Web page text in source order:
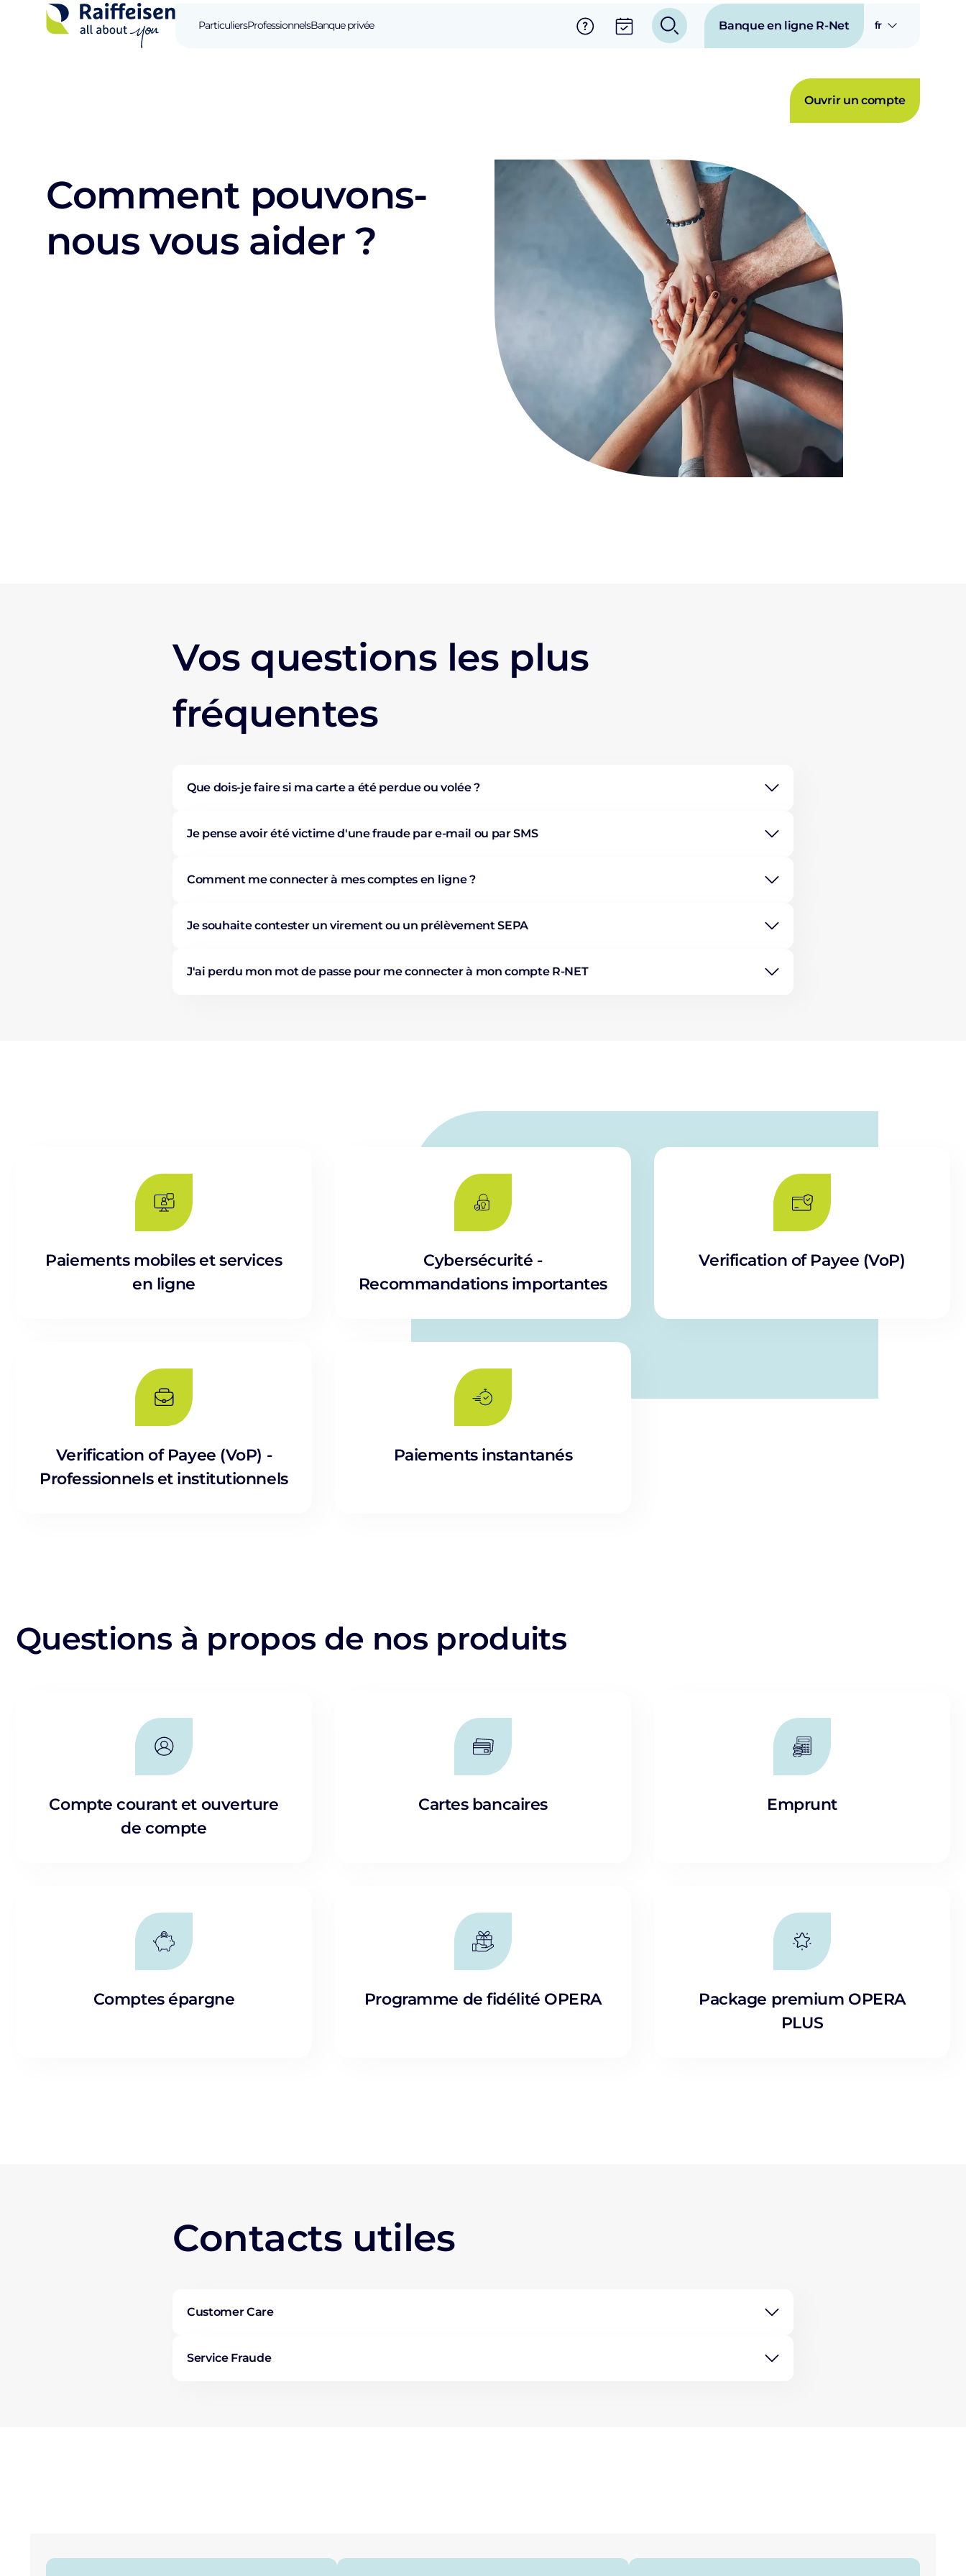
ParticuliersProfessionnelsBanque privée Banque en ligne R-Net fr
Ouvrir un compte
Comment pouvons-
nous vous aider ?
Vos questions les plus
fréquentes
Que dois-je faire si ma carte a été perdue ou volée ?
Je pense avoir été victime d'une fraude par e-mail ou par SMS
Comment me connecter à mes comptes en ligne ?
Je souhaite contester un virement ou un prélèvement SEPA
J'ai perdu mon mot de passe pour me connecter à mon compte R-NET
Paiements mobiles et services
en ligne
Cybersécurité -
Recommandations importantes
Verification of Payee (VoP)
Verification of Payee (VoP) -
Professionnels et institutionnels
Paiements instantanés
Questions à propos de nos produits
Compte courant et ouverture
de compte
Cartes bancaires Emprunt
Comptes épargne Programme de fidélité OPERA
Package premium OPERA
PLUS
Contacts utiles
Customer Care
Service Fraude